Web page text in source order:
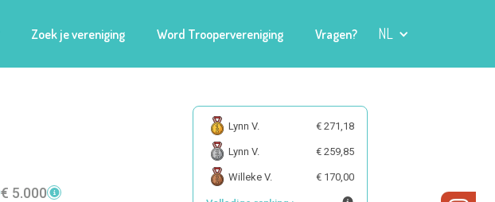
Zoek je vereniging Word Troopervereniging Vragen? NL
€ 5.000
Lynn V. € 271,18
Lynn V. € 259,85
Willeke V. € 170,00